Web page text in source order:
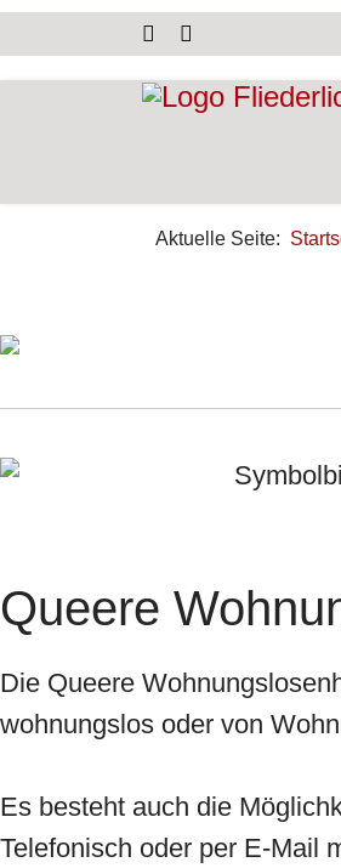
Aktuelle Seite:
Queere
Die Queere
wohnungslos oder von
Es besteht auch die
Telefonisch oder per E-Mail